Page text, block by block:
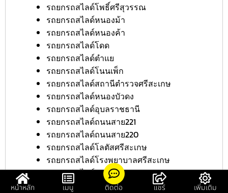
รถยกรถสไลด์โพธิ์ศรีสุวรรณ
รถยกรถสไลด์หนองม้า
รถยกรถสไลด์หนองค้า
รถยกรถสไลด์โดด
รถยกรถสไลด์ตำแย
รถยกรถสไลด์โนนเพ็ก
รถยกรถสไลด์สถานีตำรวจศรีสะเกษ
รถยกรถสไลด์หนองบัวดง
รถยกรถสไลด์อุบลราชธานี
รถยกรถสไลด์ถนนสาย221
รถยกรถสไลด์ถนนสาย220
รถยกรถสไลด์โลตัสศรีสะเกษ
รถยกรถสไลด์โรงพยาบาลศรีสะเกษ
รถยกรถสไลด์ถนนรัฐประชา
รถยกรถสไลด์ถนนสาย226
หน้าหลัก เมนู ติดต่อ แชร์ เพิ่มเติม